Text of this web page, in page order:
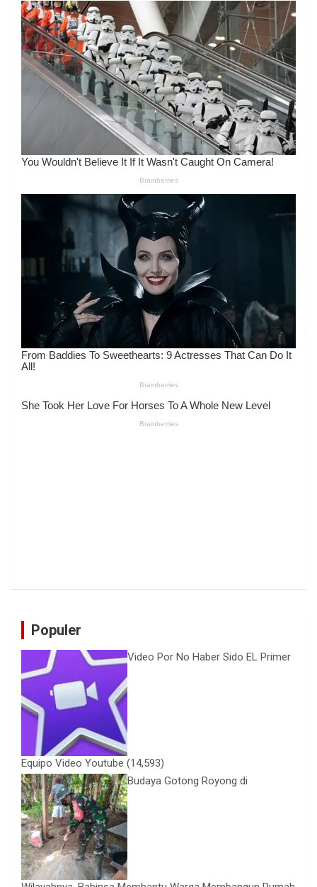
Populer
Video Por No Haber Sido EL Primer
Equipo Video Youtube (14,593)
Budaya Gotong Royong di